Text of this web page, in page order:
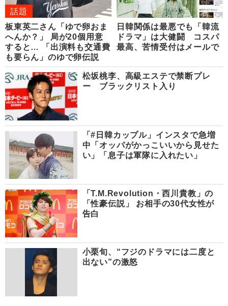
話題
板東英二さん「ゆで卵おま
へんか？」 局が20個用意
すると… 「出演料も交通費
も要らん」のゆで卵伝説
日韓関係は最悪でも「韓流
ドラマ」は大健闘 コスパ
最高、苦情受付はメールで
松坂桃李、高級エステで禁断プレ
ー ブラックリスト入り
「#日韓カップル」インスタで急増
中「オッパがかっこいいから見せた
い」「息子は軍隊に入れたい」
「T.M.Revolution・西川貴教」の
「性豪伝説」 お相手の30代女性が
告白
小栗旬、“フジのドラマには二度と
出ない”の激怒